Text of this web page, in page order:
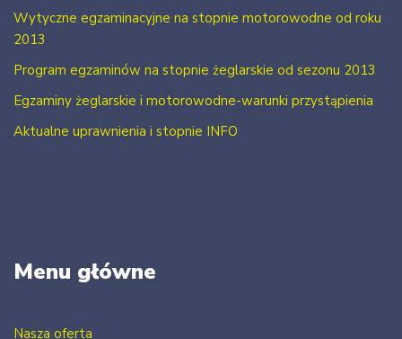
Wytyczne egzaminacyjne na stopnie motorowodne od roku
2013
Program egzaminów na stopnie żeglarskie od sezonu 2013
Egzaminy żeglarskie i motorowodne-warunki przystąpienia
Aktualne uprawnienia i stopnie INFO
Menu główne
Nasza oferta